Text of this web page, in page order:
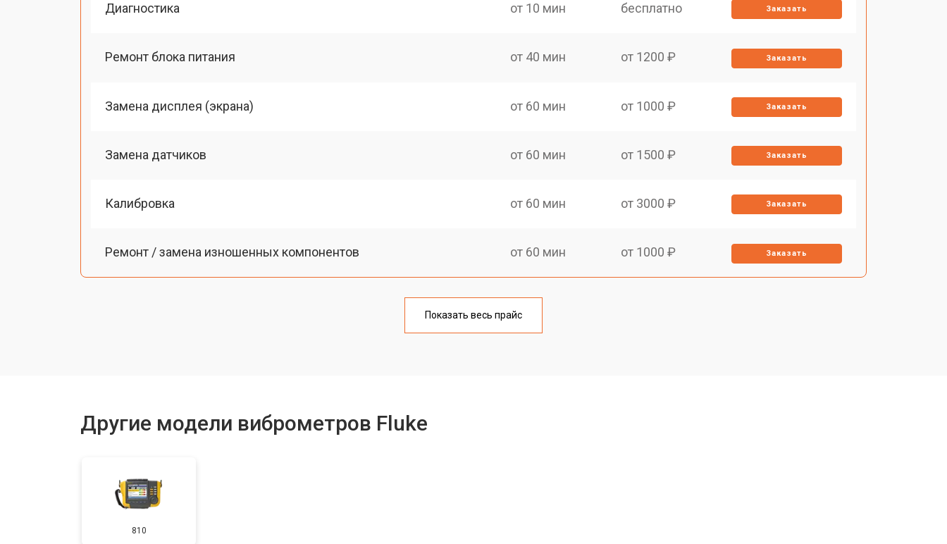
Диагностика от 10 мин бесплатно Заказать
Ремонт блока питания от 40 мин от 1200 ₽ Заказать
Замена дисплея (экрана) от 60 мин от 1000 ₽ Заказать
Замена датчиков от 60 мин от 1500 ₽ Заказать
Калибровка от 60 мин от 3000 ₽ Заказать
Ремонт / замена изношенных компонентов от 60 мин от 1000 ₽ Заказать
Показать весь прайс
Другие модели виброметров Fluke
810